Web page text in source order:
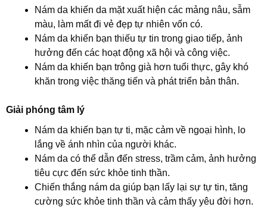
Nám da khiến da mặt xuất hiện các mảng nâu, sẫm
màu, làm mất đi vẻ đẹp tự nhiên vốn có.
Nám da khiến bạn thiếu tự tin trong giao tiếp, ảnh
hưởng đến các hoạt động xã hội và công việc.
Nám da khiến bạn trông già hơn tuổi thực, gây khó
khăn trong việc thăng tiến và phát triển bản thân.
Giải phóng tâm lý
Nám da khiến bạn tự ti, mặc cảm về ngoại hình, lo
lắng về ánh nhìn của người khác.
Nám da có thể dẫn đến stress, trầm cảm, ảnh hưởng
tiêu cực đến sức khỏe tinh thần.
Chiến thắng nám da giúp bạn lấy lại sự tự tin, tăng
cường sức khỏe tinh thần và cảm thấy yêu đời hơn.